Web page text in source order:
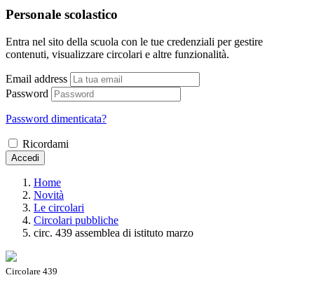
Personale scolastico
Entra nel sito della scuola con le tue credenziali per gestire
contenuti, visualizzare circolari e altre funzionalità.
Email address
Password
Password dimenticata?
Ricordami
Accedi
Home
Novità
Le circolari
Circolari pubbliche
circ. 439 assemblea di istituto marzo
Circolare 439